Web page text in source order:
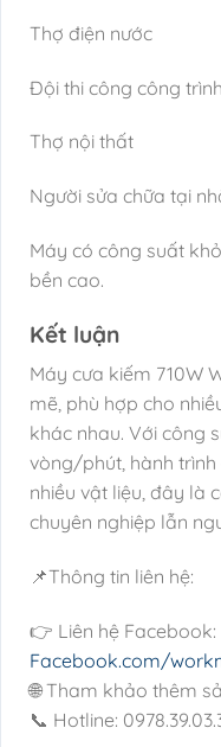
Thợ điện nước
Đội thi công công trình
Thợ nội thất
Người sửa chữa tại
Máy có công suất
bền cao.
Kết luận
Máy cưa kiếm 710W
mẽ, phù hợp cho
khác nhau. Với công
vòng/phút, hành
nhiều vật liệu, đây là
chuyên nghiệp lẫn
📌Thông tin liên hệ:
👉 Liên hệ Facebook:
Facebook.com/
🌐 Tham khảo thêm
📞 Hotline: